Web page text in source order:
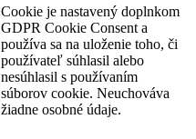
Cookie je nastavený doplnkom
GDPR Cookie Consent a
používa sa na uloženie toho, či
používateľ súhlasil alebo
nesúhlasil s používaním
súborov cookie. Neuchováva
žiadne osobné údaje.